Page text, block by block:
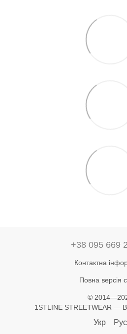
+38 095 669
Контактна
Повна версія
©
1STLINE STREETWEAR —
Укр Рус